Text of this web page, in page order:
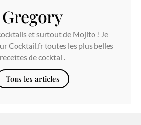
et surtout de Mojito ! Je
Cocktail.fr toutes les plus belles
recettes de cocktail.
Tous les articles